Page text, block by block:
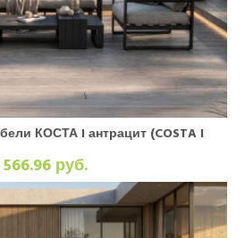
КОСТА I антрацит (COSTA I
руб.